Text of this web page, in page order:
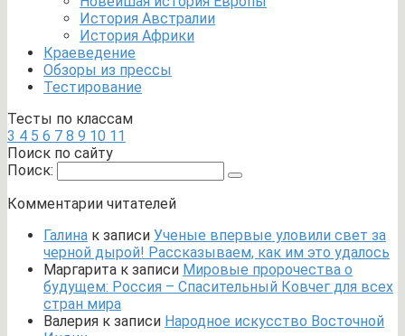
История Австралии
История Африки
Краеведение
Обзоры из прессы
Тестирование
Тесты по классам
3 4 5 6 7 8 9 10 11
Поиск по сайту
Поиск:
Комментарии читателей
Галина к записи Ученые впервые уловили свет за
черной дырой! Рассказываем, как им это удалось
Маргарита к записи Мировые пророчества о
будущем: Россия – Спасительный Ковчег для всех
стран мира
Валерия к записи Народное искусство Восточной